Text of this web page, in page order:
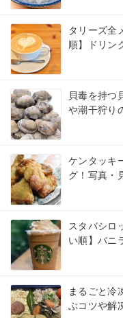
タリーズ全
順】ドリン
貝毒を持つ
や潮干狩り
ケンタッキ
グ！写真・
スタバシロ
い順】バニ
まるごと冷
ぶコツや解